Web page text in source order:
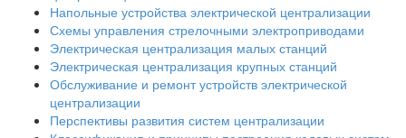
Напольные устройства электрической централизации
Схемы управления стрелочными электроприводами
Электрическая централизация малых станций
Электрическая централизация крупных станций
Обслуживание и ремонт устройств электрической
централизации
Перспективы развития систем централизации